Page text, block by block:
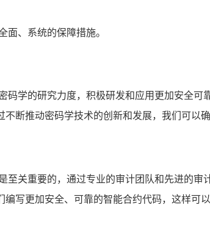
面、系统的保障措施。
码学的研究力度，积极研发和应用更加安全
断推动密码学技术的创新和发展，我们可以
至关重要的，通过专业的审计团队和先进的
写更加安全、可靠的智能合约代码，这样可